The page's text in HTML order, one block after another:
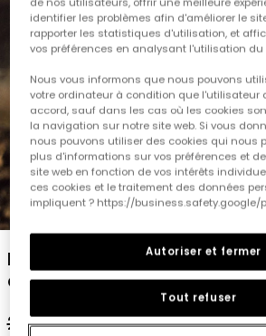
1 2 3 4 5
Polo en piqué pour enfant
couleur rose.
29,95 € 17,95 €
identifier les problèmes afin d'améliorer le
rapporter les statistiques d'utilisation, et
vos préférences en analysant l'utilisation du
Nous vous informons que nous pouvons
votre ordinateur à condition que l'utilisateur
accord, sauf dans les cas où les cookies
la navigation sur notre site web. Si vous
nous pouvons utiliser des cookies qui nous
plus d'informations sur vos préférences et
site web en fonction de vos intérêts
ces cookies et le traitement des données
impliquent ? https://business.safety.google/
Tout refuser
Autoriser et fermer